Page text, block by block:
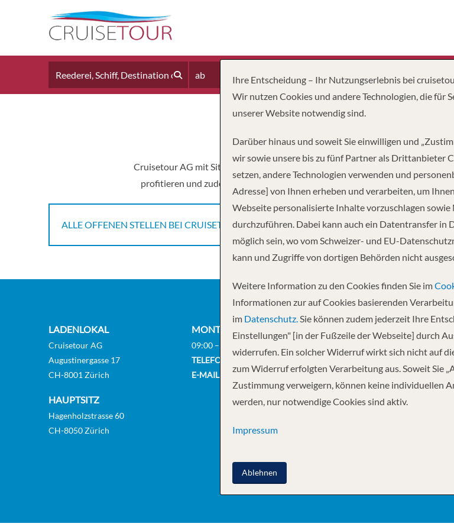
ab Erwachsene Kinder
ARBEITEN BEI
Cruisetour AG mit Sitz in Zürich ist seit 2003 unabhängiger
profitieren und zudem die Möglichkeit haben mit Leidenschaft und eigenen
ALLE OFFENEN STELLEN BEI CRUISETOUR UND TUI SCHWEIZ
LADENLOKAL
Cruisetour AG
Augustinergasse 17
CH-8001 Zürich
HAUPTSITZ
Hagenholzstrasse 60
CH-8050 Zürich
MONTAG BIS FREITAG
09:00 – 18:00 Uhr
TELEFON
E-MAILinfo@cruisetour.ch
INFORMATIONEN
NEWSLETTER
VISABESCHAFFUNG
Ihre Entscheidung – Ihr Nutzungserlebnis bei
Wir nutzen Cookies und andere Technologien, die für
unserer Website notwendig sind.
Darüber hinaus und soweit Sie einwilligen und
wir sowie unsere bis zu fünf Partner als Drittanbieter
setzen, andere Technologien verwenden und
Adresse] von Ihnen erheben und verarbeiten, um
Webseite personalisierte Inhalte vorzuschlagen sowie
durchzuführen. Dabei kann auch ein Datentransfer in
möglich sein, wo vom Schweizer- und EU-
kann und Zugriffe von dortigen Behörden nicht
Weitere Information zu den Cookies finden Sie im
Informationen zur auf Cookies basierenden
im Datenschutz.Sie können zudem jederzeit Ihre
Einstellungen" [in der Fußzeile der Webseite] durch
widerrufen. Ein solcher Widerruf wirkt sich nicht auf
zum Widerruf erfolgten Verarbeitung aus. Soweit Sie
Zustimmung verweigern, können keine individuellen
werden, nur notwendige Cookies sind aktiv.
Impressum
Ablehnen